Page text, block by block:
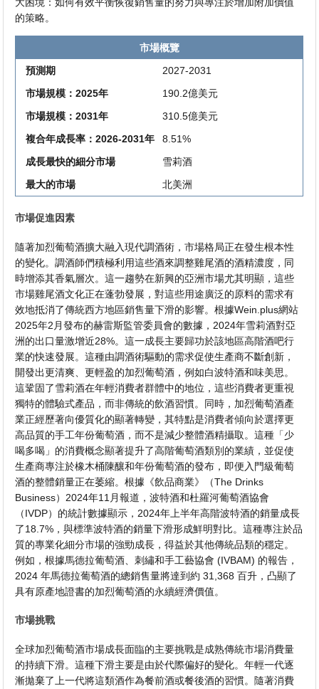
大困境：如何有效平衡恢復銷售量的努力與專注於增加附加價值
的策略。
市場概覽
預測期
2027-2031
市場規模：2025年
190.2億美元
市場規模：2031年
310.5億美元
複合年成長率：2026-2031年
8.51%
成長最快的細分市場
雪莉酒
最大的市場
北美洲
市場促進因素
隨著加烈葡萄酒擴大融入現代調酒術，市場格局正在發生根本性
的變化。調酒師們積極利用這些酒來調整雞尾酒的酒精濃度，同
時增添其香氣層次。這一趨勢在新興的亞洲市場尤其明顯，這些
市場雞尾酒文化正在蓬勃發展，對這些用途廣泛的原料的需求有
效地抵消了傳統西方地區銷售量下滑的影響。根據Wein.plus網站
2025年2月發布的赫雷斯監管委員會的數據，2024年雪莉酒對亞
洲的出口量激增近28%。這一成長主要歸功於該地區高階酒吧行
業的快速發展。這種由調酒術驅動的需求促使生產商不斷創新，
開發出更清爽、更輕盈的加烈葡萄酒，例如白波特酒和味美思。
這鞏固了雪莉酒在年輕消費者群體中的地位，這些消費者更重視
獨特的體驗式產品，而非傳統的飲酒習慣。同時，加烈葡萄酒產
業正經歷著向優質化的顯著轉變，其特點是消費者傾向於選擇更
高品質的手工年份葡萄酒，而不是減少整體酒精攝取。這種「少
喝多喝」的消費概念顯著提升了高階葡萄酒類別的業績，並促使
生產商專注於橡木桶陳釀和年份葡萄酒的發布，即便入門級葡萄
酒的整體銷量正在萎縮。根據《飲品商業》（The Drinks
Business）2024年11月報道，波特酒和杜羅河葡萄酒協會
（IVDP）的統計數據顯示，2024年上半年高階波特酒的銷量成長
了18.7%，與標準波特酒的銷量下滑形成鮮明對比。這種專注於品
質的專業化細分市場的強勁成長，得益於其他傳統品類的穩定。
例如，根據馬德拉葡萄酒、刺繡和手工藝協會 (IVBAM) 的報告，
2024 年馬德拉葡萄酒的總銷售量將達到約 31,368 百升，凸顯了
具有原產地證書的加烈葡萄酒的永續經濟價值。
市場挑戰
全球加烈葡萄酒市場成長面臨的主要挑戰是成熟傳統市場消費量
的持續下滑。這種下滑主要是由於代際偏好的變化。年輕一代逐
漸拋棄了上一代將這類酒作為餐前酒或餐後酒的習慣。隨著消費